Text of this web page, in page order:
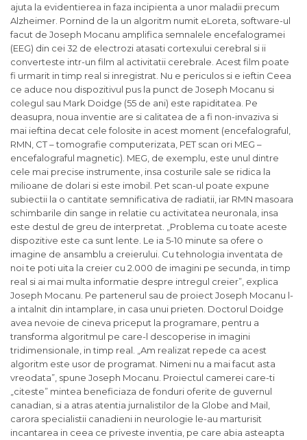
ajuta la evidentierea in faza incipienta a unor maladii precum
Alzheimer. Pornind de la un algoritm numit eLoreta, software-ul
facut de Joseph Mocanu amplifica semnalele encefalogramei
(EEG) din cei 32 de electrozi atasati cortexului cerebral si ii
converteste intr-un film al activitatii cerebrale. Acest film poate
fi urmarit in timp real si inregistrat. Nu e periculos si e ieftin Ceea
ce aduce nou dispozitivul pus la punct de Joseph Mocanu si
colegul sau Mark Doidge (55 de ani) este rapiditatea. Pe
deasupra, noua inventie are si calitatea de a fi non-invaziva si
mai ieftina decat cele folosite in acest moment (encefalograful,
RMN, CT – tomografie computerizata, PET scan ori MEG –
encefalograful magnetic). MEG, de exemplu, este unul dintre
cele mai precise instrumente, insa costurile sale se ridica la
milioane de dolari si este imobil. Pet scan-ul poate expune
subiectii la o cantitate semnificativa de radiatii, iar RMN masoara
schimbarile din sange in relatie cu activitatea neuronala, insa
este destul de greu de interpretat. „Problema cu toate aceste
dispozitive este ca sunt lente. Le ia 5-10 minute sa ofere o
imagine de ansamblu a creierului. Cu tehnologia inventata de
noi te poti uita la creier cu 2.000 de imagini pe secunda, in timp
real si ai mai multa informatie despre intregul creier”, explica
Joseph Mocanu. Pe partenerul sau de proiect Joseph Mocanu l-
a intalnit din intamplare, in casa unui prieten. Doctorul Doidge
avea nevoie de cineva priceput la programare, pentru a
transforma algoritmul pe care-l descoperise in imagini
tridimensionale, in timp real. „Am realizat repede ca acest
algoritm este usor de programat. Nimeni nu a mai facut asta
vreodata”, spune Joseph Mocanu. Proiectul camerei care-ti
„citeste” mintea beneficiaza de fonduri oferite de guvernul
canadian, si a atras atentia jurnalistilor de la Globe and Mail,
carora specialistii canadieni in neurologie le-au marturisit
incantarea in ceea ce priveste inventia, pe care abia asteapta